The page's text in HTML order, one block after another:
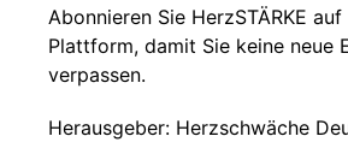
Abonnieren Sie HerzSTÄRKE
Plattform, damit Sie keine neue
verpassen.
Herausgeber: Herzschwäche